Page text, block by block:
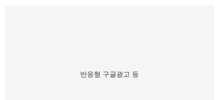
반응형 구글광고 등